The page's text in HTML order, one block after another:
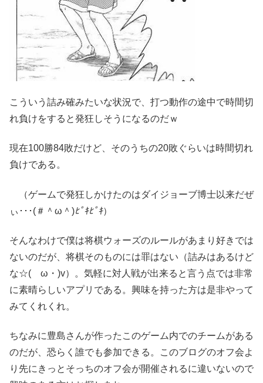
こういう詰み確みたいな状況で、打つ動作の途中で時間切
れ負けをすると発狂しそうになるのだｗ
現在100勝84敗だけど、そのうちの20敗ぐらいは時間切れ
負けである。
（ゲームで発狂しかけたのはダイジョーブ博士以来だぜ
ぃ･･･ (＃＾ω＾)ﾋﾟｷﾋﾟｷ）
そんなわけで僕は将棋ウォーズのルールがあまり好きでは
ないのだが、将棋そのものには罪はない（詰みはあるけど
な☆(ゝω・)v）。気軽に対人戦が出来ると言う点では非常
に素晴らしいアプリである。興味を持った方は是非やって
みてくれくれ。
ちなみに豊島さんが作ったこのゲーム内でのチームがある
のだが、恐らく誰でも参加できる。このブログのオフ会よ
り先にきっとそっちのオフ会が開催されるに違いないので